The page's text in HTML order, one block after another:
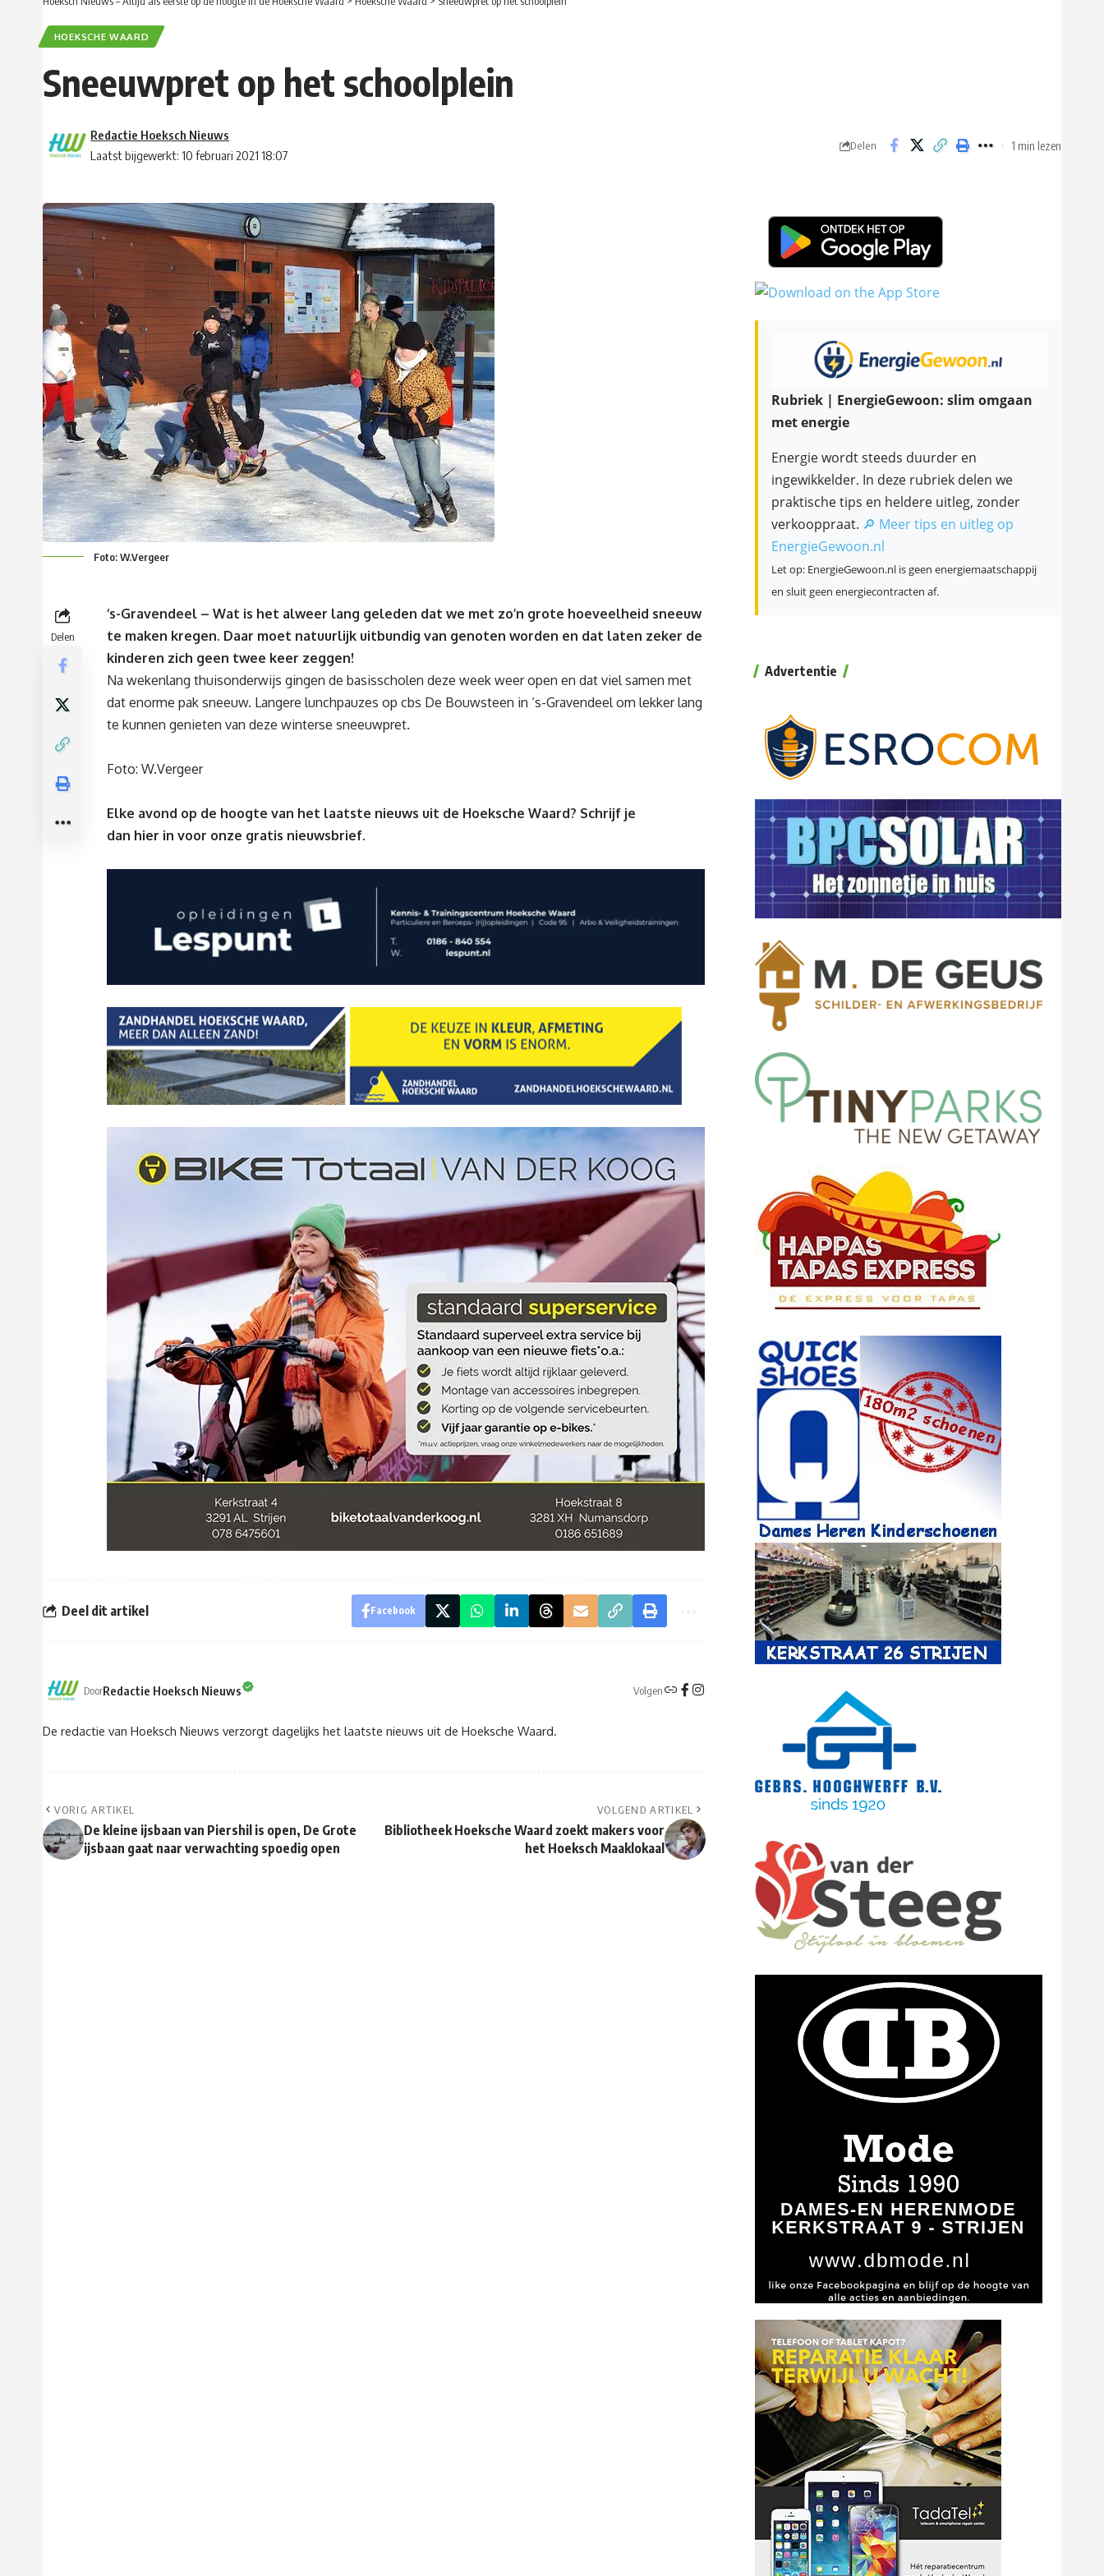
HOEKSCHE WAARD
Sneeuwpret op het schoolplein
Laatst bijgewerkt: 10 februari 2021 18:07
Redactie Hoeksch Nieuws
Delen 1 min lezen
Foto: W.Vergeer
Delen
‘s-Gravendeel – Wat is het alweer lang geleden dat we met zo’n grote hoeveelheid sneeuw
te maken kregen. Daar moet natuurlijk uitbundig van genoten worden en dat laten zeker de
kinderen zich geen twee keer zeggen!
Na wekenlang thuisonderwijs gingen de basisscholen deze week weer open en dat viel samen met
dat enorme pak sneeuw. Langere lunchpauzes op cbs De Bouwsteen in ‘s-Gravendeel om lekker lang
te kunnen genieten van deze winterse sneeuwpret.
Foto: W.Vergeer
Elke avond op de hoogte van het laatste nieuws uit de Hoeksche Waard? Schrijf je
dan hier in voor onze gratis nieuwsbrief.
Deel dit artikel Facebook
DoorRedactie Hoeksch Nieuws Volgen
De redactie van Hoeksch Nieuws verzorgt dagelijks het laatste nieuws uit de Hoeksche Waard.
VORIG ARTIKEL
De kleine ijsbaan van Piershil is open, De Grote
ijsbaan gaat naar verwachting spoedig open
VOLGEND ARTIKEL
Bibliotheek Hoeksche Waard zoekt makers voor
het Hoeksch Maaklokaal
Rubriek | EnergieGewoon: slim omgaan
met energie
Energie wordt steeds duurder en
ingewikkelder. In deze rubriek delen we
praktische tips en heldere uitleg, zonder
verkooppraat. 🔎 Meer tips en uitleg op
EnergieGewoon.nl
Let op: EnergieGewoon.nl is geen energiemaatschappij
en sluit geen energiecontracten af.
Advertentie